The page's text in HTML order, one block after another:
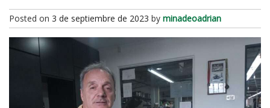
Posted on 3 de septiembre de 2023 by minadeoadrian